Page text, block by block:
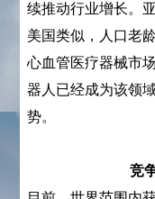
续推动行业增长。
美国类似，人口老
心血管医疗器械市
器人已经成为该领
势。
竞